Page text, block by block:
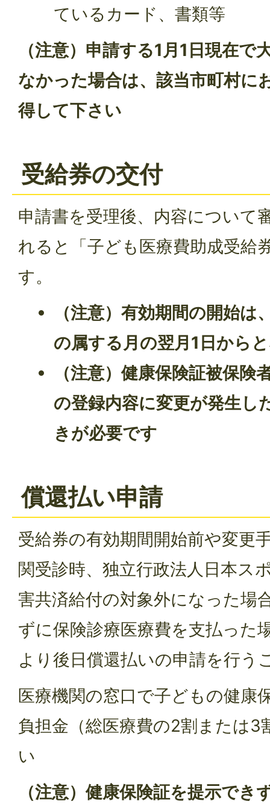
ているカード、書類等
（注意）申請する1月1日現在で
なかった場合は、該当市町村に
得して下さい
受給券の交付
申請書を受理後、内容について
れると「子ども医療費助成受給
す。
（注意）有効期間の開始
の属する月の翌月1日から
（注意）健康保険証被保険
の登録内容に変更が発生し
きが必要です
償還払い申請
受給券の有効期間開始前や変更
関受診時、独立行政法人日本ス
害共済給付の対象外になった場
ずに保険診療医療費を支払った
より後日償還払いの申請を行う
医療機関の窓口で子どもの健康
負担金（総医療費の2割または3
い
（注意）健康保険証を提示でき